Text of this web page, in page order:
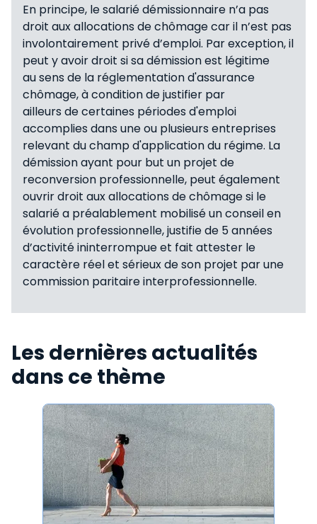
En principe, le salarié démissionnaire n’a pas
droit aux allocations de chômage car il n’est pas
involontairement privé d’emploi. Par exception, il
peut y avoir droit si sa démission est légitime
au sens de la réglementation d'assurance
chômage, à condition de justifier par
ailleurs de certaines périodes d'emploi
accomplies dans une ou plusieurs entreprises
relevant du champ d'application du régime. La
démission ayant pour but un projet de
reconversion professionnelle, peut également
ouvrir droit aux allocations de chômage si le
salarié a préalablement mobilisé un conseil en
évolution professionnelle, justifie de 5 années
d’activité ininterrompue et fait attester le
caractère réel et sérieux de son projet par une
commission paritaire interprofessionnelle.
Les dernières actualités
dans ce thème